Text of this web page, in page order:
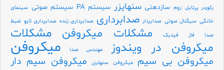
رکوردر پرتابل زوم سازدهنی سنهایزر سیستم PA سیستم صوتی سینمای
خانگی سیگنال صوتی صدابردار صدابرداری صدابرداری زنده صدابرداری لایو ضبط
صدا
فاز فیدبک مشکلات میکروفن
مشکلات
میکروفن در ویندوز
مهندس صدا میکروفن
میکروفن بی سیم میکروفن سنهایزر میکروفن سیم دار